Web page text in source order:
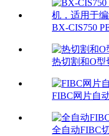
BX-CIS750
热切割和O型
FIBC网片自
全自动FIBC